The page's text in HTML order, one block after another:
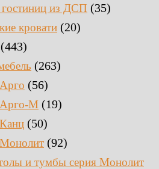
из ДСП (35)
кровати (20)
(443)
(263)
(56)
М (19)
(50)
(92)
и тумбы серия Монолит